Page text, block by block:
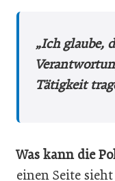
„Ich glaube,
Tätigkeit
Was kann die
einen Seite